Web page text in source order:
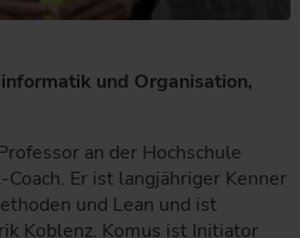
und Organisation,
an der Hochschule
Er ist langjähriger Kenner
und Lean und ist
Koblenz. Komus ist Initiator